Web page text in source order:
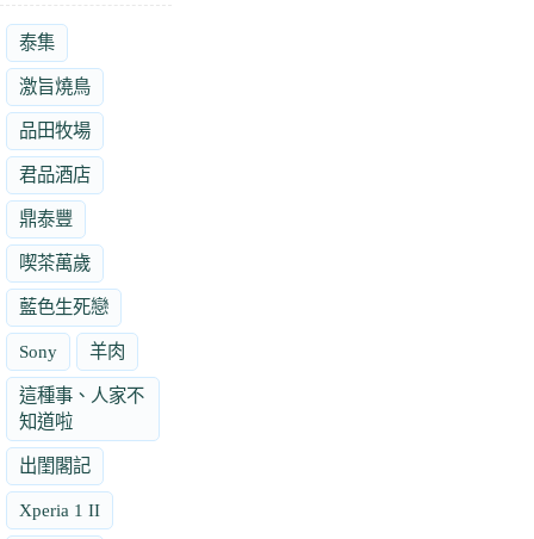
泰集
激旨燒鳥
品田牧場
君品酒店
鼎泰豐
喫茶萬歲
藍色生死戀
Sony 羊肉
這種事、人家不
知道啦
出閨閣記
Xperia 1 II